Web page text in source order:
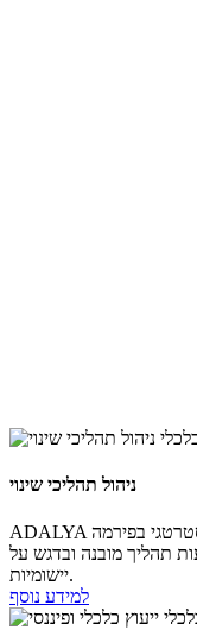
ניהול תהליכי שינוי
ADALYA מסייעת ללקוחותיה להוביל תהליכי שינוי אסטרטגי בפירמה
תהליך מובנה ובדגש על
יישומיות.
למידע נוסף